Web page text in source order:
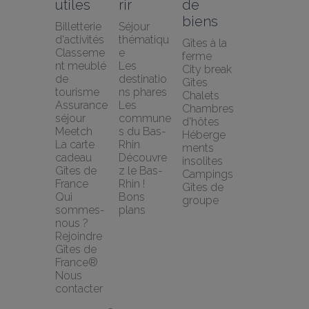
utiles
Billetterie
d'activités
Classeme
nt meublé
de
tourisme
Assurance
séjour
Meetch
La carte
cadeau
Gîtes de
France
Qui
sommes-
nous ?
Rejoindre
Gîtes de
France®
Nous
contacter
rir
Séjour
thématiqu
e
Les
destinatio
ns phares
Les
commune
s du Bas-
Rhin
Découvre
z le Bas-
Rhin !
Bons
plans
de
biens
Gîtes à la
ferme
City break
Gîtes
Chalets
Chambres
d'hôtes
Héberge
ments
insolites
Campings
Gîtes de
groupe